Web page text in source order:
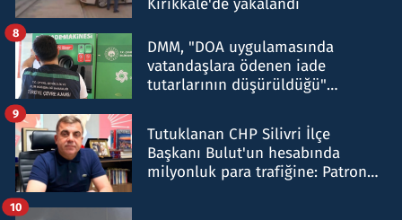
Kırıkkale'de yakalandı
DMM, "DOA uygulamasında
vatandaşlara ödenen iade
tutarlarının düşürüldüğü"
8
Tutuklanan CHP Silivri İlçe
Başkanı Bulut'un hesabında
milyonluk para trafiğine: Patron
9
10